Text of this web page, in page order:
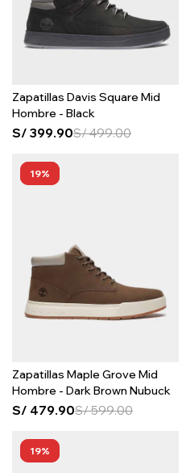
Zapatillas Davis Square Mid
Hombre - Black
S/ 399.90S/499.00
19
Zapatillas Maple Grove Mid
Hombre - Dark Brown Nubuck
S/ 479.90S/599.00
19